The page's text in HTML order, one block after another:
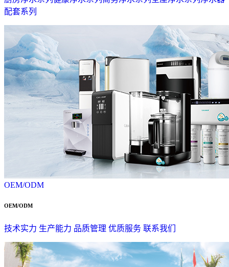
配套系列
OEM/ODM
OEM/ODM
技术实力 生产能力 品质管理 优质服务 联系我们